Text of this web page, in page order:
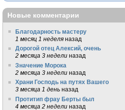
Новые комментарии
Благодарность мастеру
1 месяц 1 неделя назад
Дорогой отец Алексий, очень
2 месяца 3 недели назад
Значение Морока
2 месяца 3 недели назад
Храни Господь на путях Вашего
3 месяца 1 день назад
Протитип фрау Берты был
4 месяца 2 недели назад